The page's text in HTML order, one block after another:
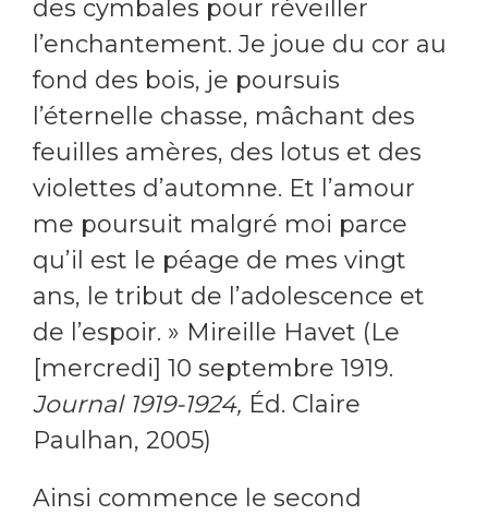
des cymbales pour réveiller
l’enchantement. Je joue du cor au
fond des bois, je poursuis
l’éternelle chasse, mâchant des
feuilles amères, des lotus et des
violettes d’automne. Et l’amour
me poursuit malgré moi parce
qu’il est le péage de mes vingt
ans, le tribut de l’adolescence et
de l’espoir. » Mireille Havet (Le
[mercredi] 10 septembre 1919.
Journal 1919-1924, Éd. Claire
Paulhan, 2005)
Ainsi commence le second